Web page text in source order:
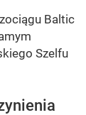
Baltic
Szelfu